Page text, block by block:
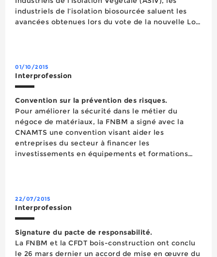
industriels de l’isolation biosourcée saluent les
avancées obtenues lors du vote de la nouvelle Loi
01/10/2015
Interprofession
Convention sur la prévention des risques.
Pour améliorer la sécurité dans le métier du
négoce de matériaux, la FNBM a signé avec la
CNAMTS une convention visant aider les
entreprises du secteur à financer les
investissements en équipements et formations
22/07/2015
Interprofession
Signature du pacte de responsabilité.
La FNBM et la CFDT bois-construction ont conclu
le 26 mars dernier un accord de mise en œuvre du